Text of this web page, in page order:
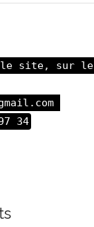
le site, sur le
34